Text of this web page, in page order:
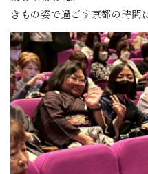
きもの姿で過ごす京都の時間